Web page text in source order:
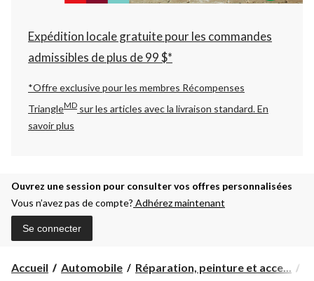
Expédition locale gratuite pour les commandes
admissibles de plus de 99 $*
*Offre exclusive pour les membres Récompenses
TriangleMD sur les articles avec la livraison standard.En
savoir plus
Ouvrez une session pour consulter vos offres personnalisées
Vous n’avez pas de compte? Adhérez maintenant
Se connecter
Accueil Automobile Réparation, peinture et acce...